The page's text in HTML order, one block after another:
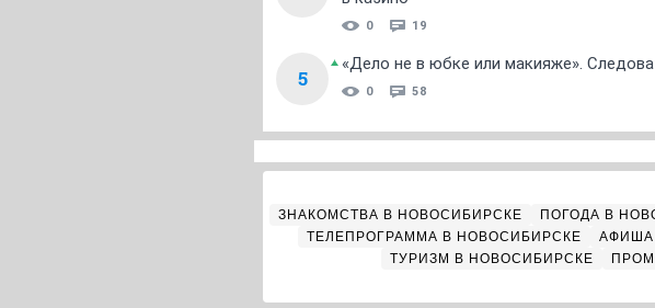
0 19
5
«Дело не в юбке или макияже».
0 58
ЗНАКОМСТВА В НОВОСИБИРСКЕ ПОГОДА В
ТЕЛЕПРОГРАММА В НОВОСИБИРСКЕ
АФИША
ТУРИЗМ В НОВОСИБИРСКЕ